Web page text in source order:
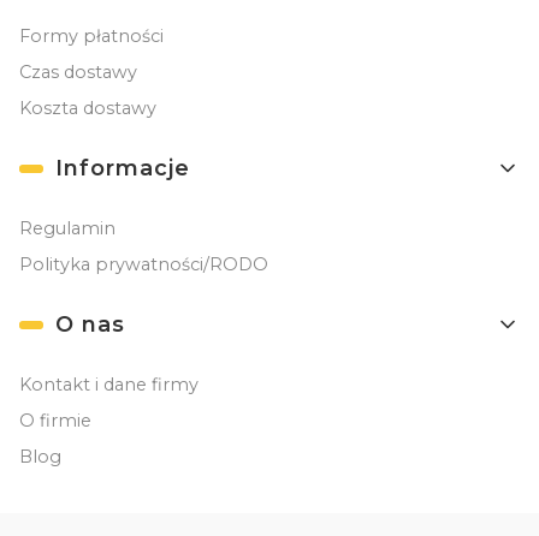
Formy płatności
Czas dostawy
Koszta dostawy
Informacje
Regulamin
Polityka prywatności/RODO
O nas
Kontakt i dane firmy
O firmie
Blog